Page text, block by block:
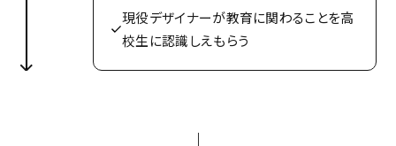
現役デザイナーが教育に関わることを高
校生に認識しえもらう